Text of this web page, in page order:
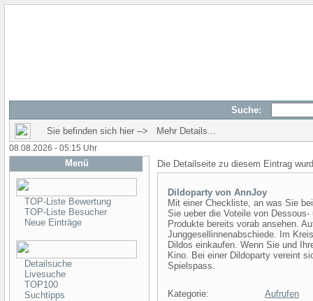
Suche:
Sie befinden sich hier --> Mehr Details...
08.08.2026 - 05:15 Uhr
Menü
TOP-Liste Bewertung
TOP-Liste Besucher
Neue Einträge
Detailsuche
Livesuche
TOP100
Suchtipps
Die Detailseite zu diesem Eintrag
Dildoparty von AnnJoy
Mit einer Checkliste, an was Sie
Sie ueber die Voteile von
Produkte bereits vorab ansehen.
Junggesellinnenabschiede. Im
Dildos einkaufen. Wenn Sie und
Kino. Bei einer Dildoparty vereint
Spielspass.
Kategorie:
Aufrufen